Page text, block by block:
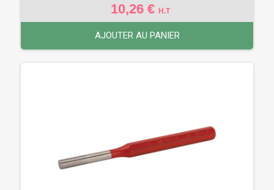
10,26 € H.T
AJOUTER AU PANIER